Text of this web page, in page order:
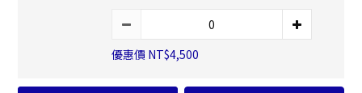
優惠價 NT$4,500